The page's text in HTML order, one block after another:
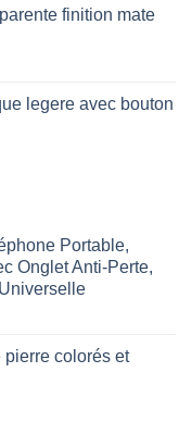
finition mate
legere avec bouton
Portable,
Onglet Anti-Perte,
pierre colorés et